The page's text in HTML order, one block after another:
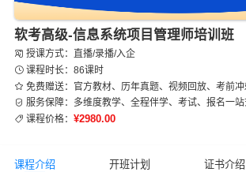
软考高级-信息系统项目管理师培训班
授课方式：直播/录播/入企
课程时长：86课时
免费赠送：官方教材、历年真题、视频回放、考前冲
服务保障：多维度教学、全程伴学、考试、报名一
课程价格： ¥2980.00
课程介绍 开班计划 证书介绍